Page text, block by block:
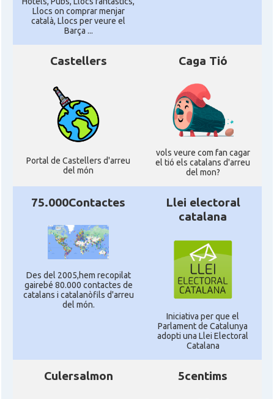
Llocs on comprar menjar
català, Llocs per veure el
Barça ...
Castellers
Portal de Castellers d'arreu
del món
Caga Tió
vols veure com fan cagar
el tió els catalans d'arreu
del mon?
75.000Contactes
Des del 2005,hem recopilat
gairebé 80.000 contactes de
catalans i catalanòfils d'arreu
del món.
Llei electoral
catalana
Iniciativa per que el
Parlament de Catalunya
adopti una Llei Electoral
Catalana
Culersalmon 5centims